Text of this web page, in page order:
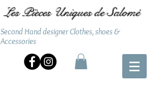
Les Pièces Uniques de Salomé
Second Hand designer Clothes, shoes &
Accessories